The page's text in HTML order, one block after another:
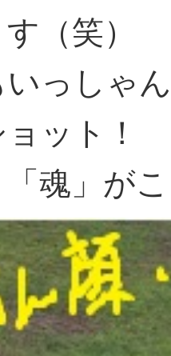
（笑）
っしゃ
ット！
「魂」が